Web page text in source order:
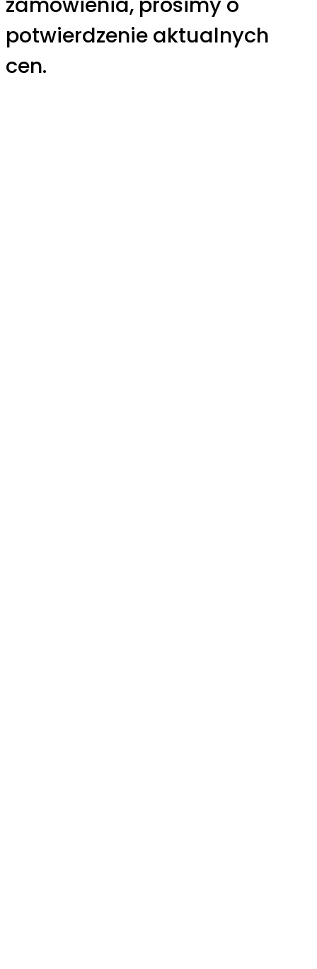
potwierdzenie aktualnych
cen.